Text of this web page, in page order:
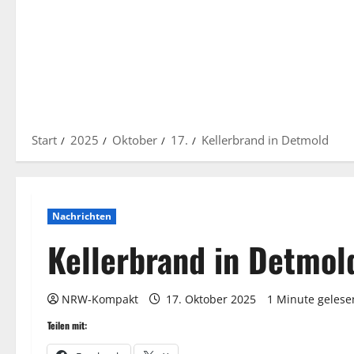
Start 2025 Oktober 17. Kellerbrand in Detmold
Nachrichten
Kellerbrand in
NRW-Kompakt 17. Oktober 2025 1 Minute
Teilen mit: